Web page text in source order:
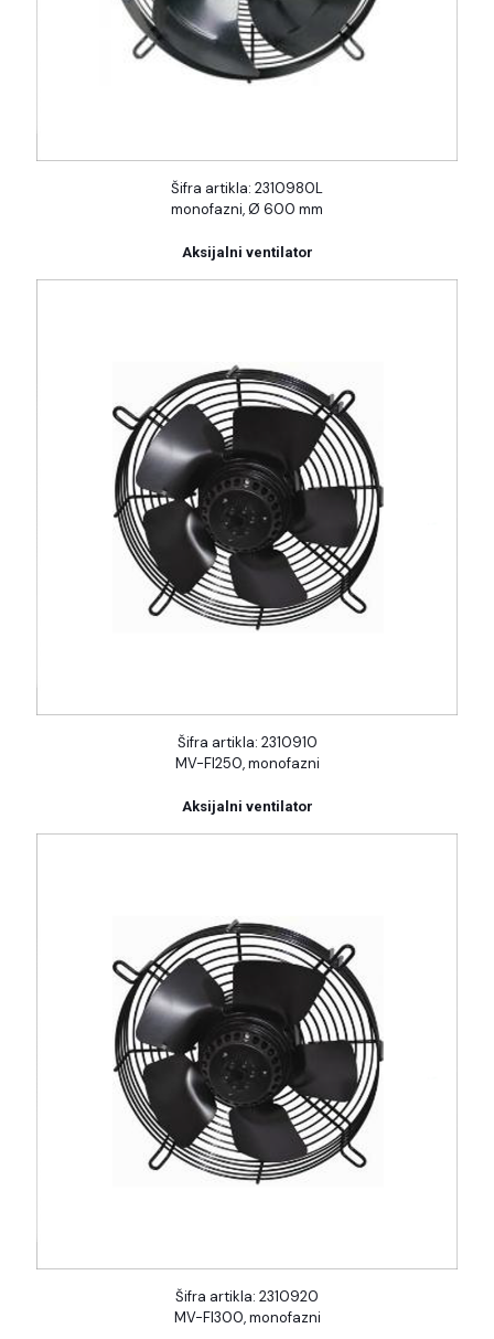
Šifra artikla: 2310980L
monofazni, Ø 600 mm
Aksijalni ventilator
Šifra artikla: 2310910
MV-FI250, monofazni
Aksijalni ventilator
Šifra artikla: 2310920
MV-FI300, monofazni